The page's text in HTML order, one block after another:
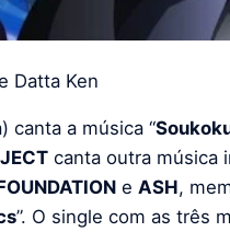
Datta Ken
canta a música “
canta outra música
e ASH,
”. O single com as três